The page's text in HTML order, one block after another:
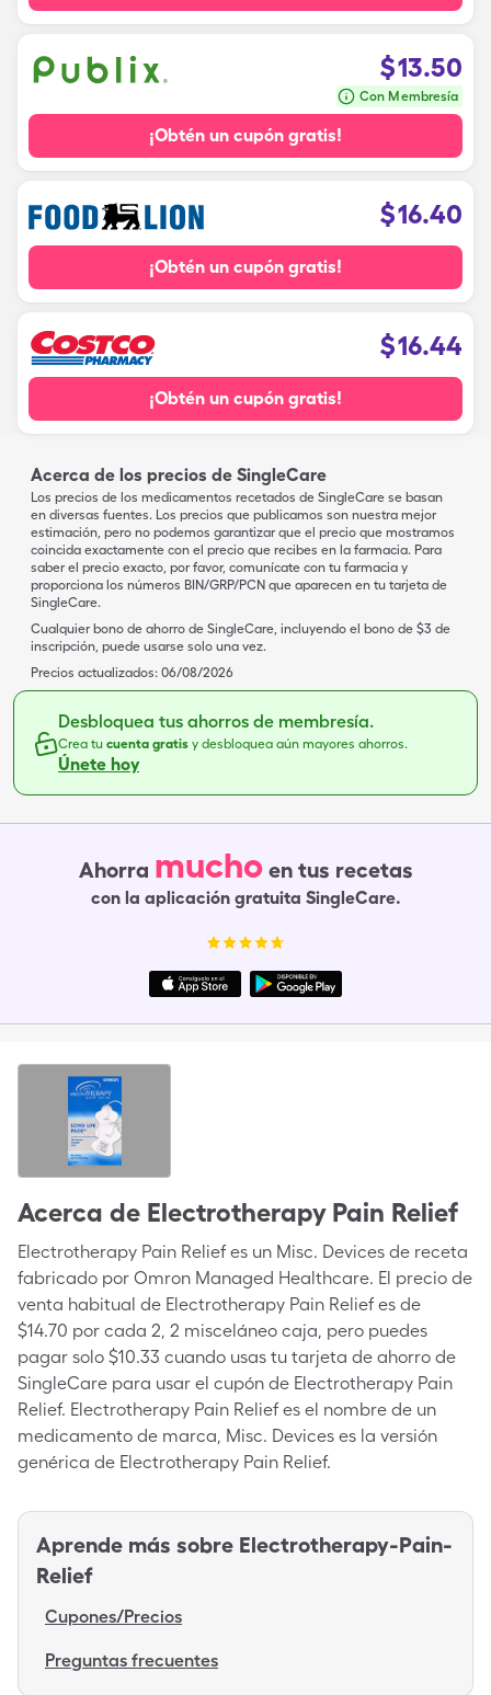
$13.50
Con Membresía
¡Obtén un cupón gratis!
$16.40
¡Obtén un cupón gratis!
$16.44
¡Obtén un cupón gratis!
Acerca de los precios de SingleCare
Los precios de los medicamentos recetados de SingleCare se basan
en diversas fuentes. Los precios que publicamos son nuestra mejor
estimación, pero no podemos garantizar que el precio que mostramos
coincida exactamente con el precio que recibes en la farmacia. Para
saber el precio exacto, por favor, comunícate con tu farmacia y
proporciona los números BIN/GRP/PCN que aparecen en tu tarjeta de
SingleCare.
Cualquier bono de ahorro de SingleCare, incluyendo el bono de $3 de
inscripción, puede usarse solo una vez.
Precios actualizados: 06/08/2026
Desbloquea tus ahorros de membresía.
Crea tu cuenta gratis y desbloquea aún mayores ahorros.
Únete hoy
Ahorra mucho en tus recetas
con la aplicación gratuita SingleCare.
Acerca de Electrotherapy Pain Relief
Electrotherapy Pain Relief es un Misc. Devices de receta
fabricado por Omron Managed Healthcare. El precio de
venta habitual de Electrotherapy Pain Relief es de
$14.70 por cada 2, 2 misceláneo caja, pero puedes
pagar solo $10.33 cuando usas tu tarjeta de ahorro de
SingleCare para usar el cupón de Electrotherapy Pain
Relief. Electrotherapy Pain Relief es el nombre de un
medicamento de marca, Misc. Devices es la versión
genérica de Electrotherapy Pain Relief.
Aprende más sobre Electrotherapy-Pain-
Relief
Cupones/Precios
Preguntas frecuentes